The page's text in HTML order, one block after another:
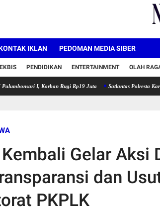
IKLAN PEDOMAN MEDIA SIBER
EKBIS PENDIDIKAN ENTERTAINMENT OLAH
I, Korban Rugi Rp19 Juta Satlantas Polresta Karawang
Kembali Gelar Aksi
dan
PKPLK